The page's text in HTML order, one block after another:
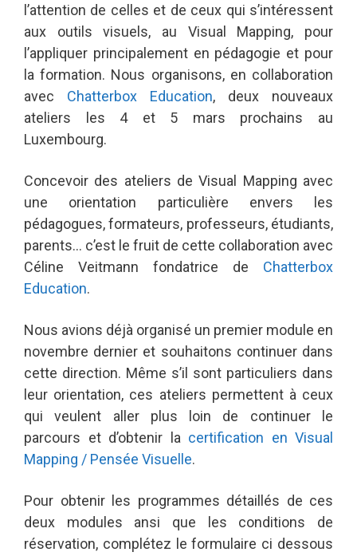
l’attention de celles et de ceux qui s’intéressent
aux outils visuels, au Visual Mapping, pour
l’appliquer principalement en pédagogie et pour
la formation. Nous organisons, en collaboration
avec Chatterbox Education, deux nouveaux
ateliers les 4 et 5 mars prochains au
Luxembourg.
Concevoir des ateliers de Visual Mapping avec
une orientation particulière envers les
pédagogues, formateurs, professeurs, étudiants,
parents… c’est le fruit de cette collaboration avec
Céline Veitmann fondatrice de Chatterbox
Education.
Nous avions déjà organisé un premier module en
novembre dernier et souhaitons continuer dans
cette direction. Même s’il sont particuliers dans
leur orientation, ces ateliers permettent à ceux
qui veulent aller plus loin de continuer le
parcours et d’obtenir la certification en Visual
Mapping / Pensée Visuelle.
Pour obtenir les programmes détaillés de ces
deux modules ansi que les conditions de
réservation, complétez le formulaire ci dessous